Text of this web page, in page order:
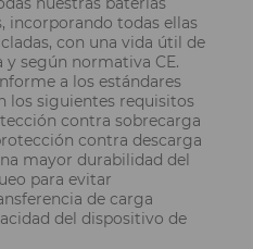
incorporando todas ellas
con una vida útil de
y según normativa CE.
a los estándares
los siguientes requisitos
contra sobrecarga
contra descarga
mayor durabilidad del
para evitar
de carga
del dispositivo de